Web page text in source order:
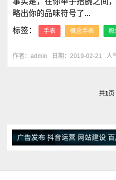
略出你的品味符号了...
标签：
手表 概念手表 概
作者：admin 日期：2019-02-21 人
共1页